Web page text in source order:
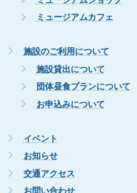
ミュージアムカフェ
施設のご利用について
施設貸出について
団体昼食プランについて
お申込みについて
イベント
お知らせ
交通アクセス
お問い合わせ